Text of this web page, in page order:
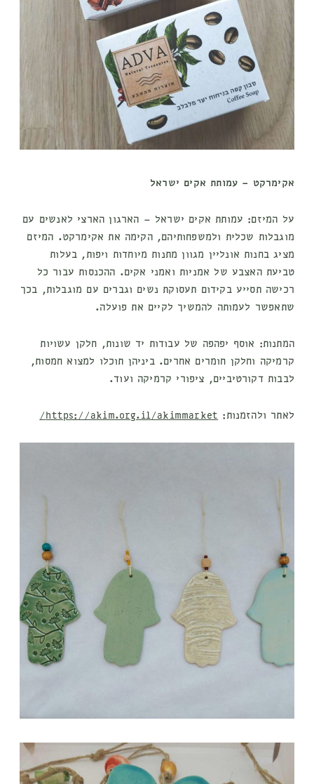
אקימרקט – עמותת אקים ישראל
על המיזם: עמותת אקים ישראל – הארגון הארצי לאנשים עם
מוגבלות שכלית ולמשפחותיהם, הקימה את אקימרקט. המיזם
מציג בחנות אונליין מגוון מתנות מיוחדות ויפות, בעלות
טביעת האצבע של אמניות ואמני אקים. ההכנסות עבור כל
רכישה תסייע בקידום תעסוקת נשים וגברים עם מוגבלות, בכך
שתאפשר לעמותה להמשיך לקיים את פועלה.
המתנות: אוסף יפהפה של עבודות יד שונות, חלקן עשויות
קרמיקה וחלקן חומרים אחרים. ביניהן תוכלו למצוא חמסות,
לבבות דקורטיביים, ציפורי קרמיקה ועוד.
לאתר ולהזמנות: https://akim.org.il/akimmarket/